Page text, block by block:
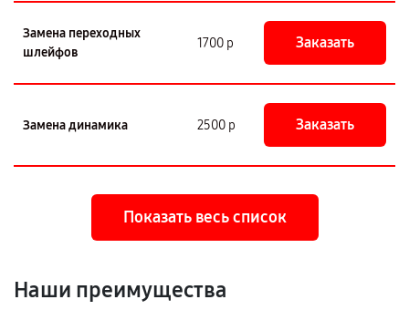
Замена переходных
шлейфов
1700 р Заказать
Замена динамика 2500 р Заказать
Показать весь список
Наши преимущества